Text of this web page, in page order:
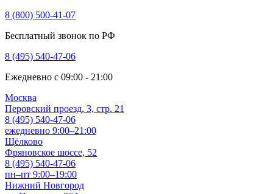
8 (800) 500-41-07
Бесплатный звонок по РФ
8 (495) 540-47-06
Ежедневно с 09:00 - 21:00
Москва
Перовский проезд, 3, стр. 21
8 (495) 540-47-06
ежедневно 9:00–21:00
Щёлково
Фряновское шоссе, 52
8 (495) 540-47-06
пн–пт 9:00–19:00
Нижний Новгород